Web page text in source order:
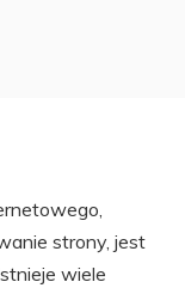
strony, jest
wiele